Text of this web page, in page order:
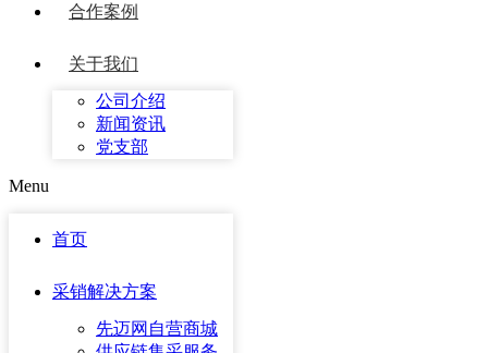
合作案例
关于我们
公司介绍
新闻资讯
党支部
Menu
首页
采销解决方案
先迈网自营商城